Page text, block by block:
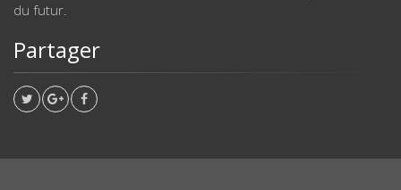
du futur.
Partager